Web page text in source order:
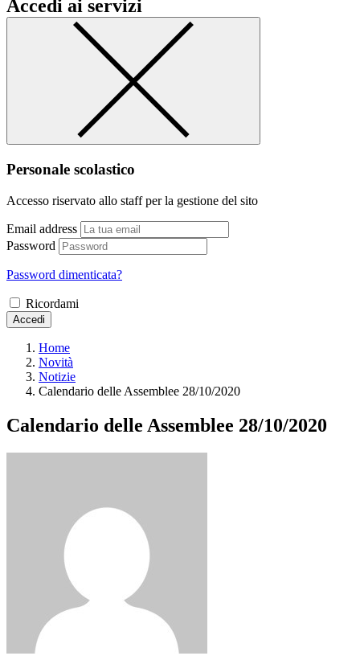
Accedi ai servizi
Personale scolastico
Accesso riservato allo staff per la gestione del sito
Email address
Password
Password dimenticata?
Ricordami
Accedi
Home
Novità
Notizie
Calendario delle Assemblee 28/10/2020
Calendario delle Assemblee 28/10/2020